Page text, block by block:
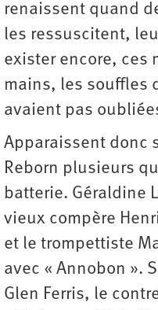
renaissent quand
les ressuscitent,
exister encore, ces
mains, les souffles
avaient pas
Apparaissent donc
Reborn plusieurs
batterie. Géraldine
vieux compère
et le trompettiste
avec « Annobon ».
Glen Ferris, le